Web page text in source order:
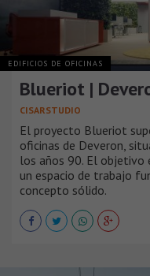
EDIFICIOS DE OFICINAS
Blueriot |
CISARSTUDIO
El proyecto Blueriot
oficinas de Deveron,
los años 90. El objetivo
un espacio de trabajo
concepto sólido.